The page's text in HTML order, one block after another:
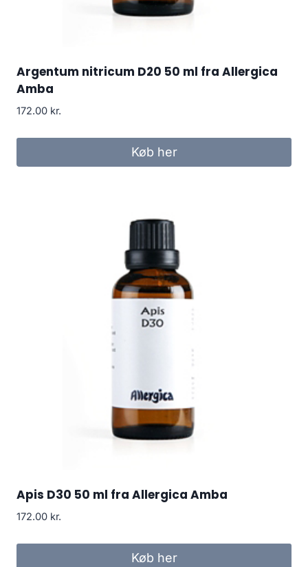
Argentum nitricum D20 50 ml fra Allergica
Amba
172.00 kr.
Køb her
Apis D30 50 ml fra Allergica Amba
172.00 kr.
Køb her